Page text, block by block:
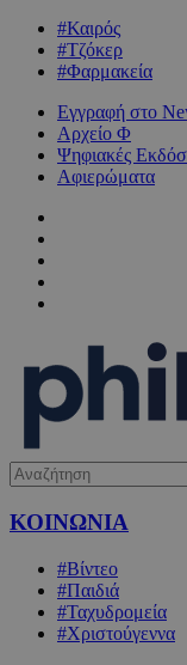
#Καιρός
#Τζόκερ
#Φαρμακεία
Εγγραφή στο
Αρχείο Φ
Ψηφιακές
Αφιερώματα
ΚΟΙΝΩΝΙΑ
#Βίντεο
#Παιδιά
#Ταχυδρομεία
#Χριστούγεννα